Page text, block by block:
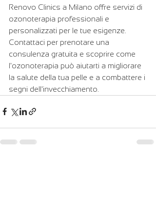
Renovo Clinics a Milano offre servizi di
ozonoterapia professionali e
personalizzati per le tue esigenze.
Contattaci per prenotare una
consulenza gratuita e scoprire come
l'ozonoterapia può aiutarti a migliorare
la salute della tua pelle e a combattere i
segni dell'invecchiamento.